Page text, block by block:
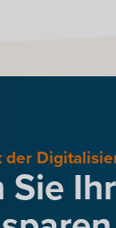
der